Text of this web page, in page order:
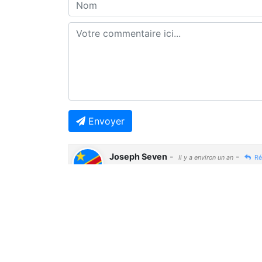
Envoyer
Joseph Seven - Il y a environ un an -